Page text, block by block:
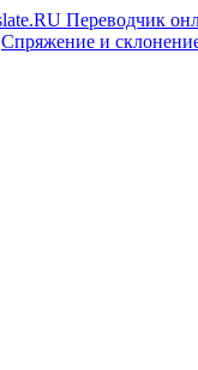
Спряжение и